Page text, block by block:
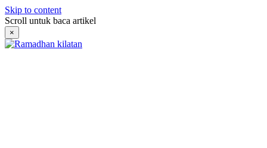
Skip to content
Scroll untuk baca artikel
×